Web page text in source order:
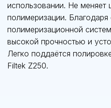
использовании. Не меняет
полимеризации. Благодаря
полимеризационной
высокой прочностью и
Легко поддаётся
Filtek Z250.